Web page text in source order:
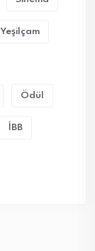
Yeşilçam
Ödül
İBB